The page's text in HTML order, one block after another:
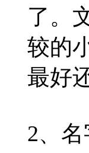
了。
较的
最好
2、